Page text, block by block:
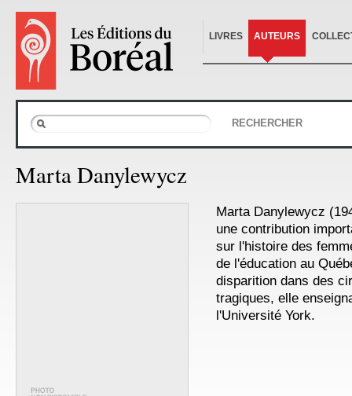
LIVRES AUTEURS
RECHERCHER
Marta Danylewycz
Marta Danylewycz
une contribution
sur l'histoire des
de l'éducation au
disparition dans des
tragiques, elle
l'Université York.